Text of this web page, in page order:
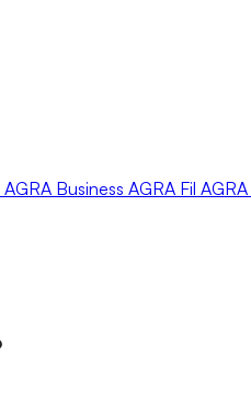
AGRA Business AGRA Fil AGRA